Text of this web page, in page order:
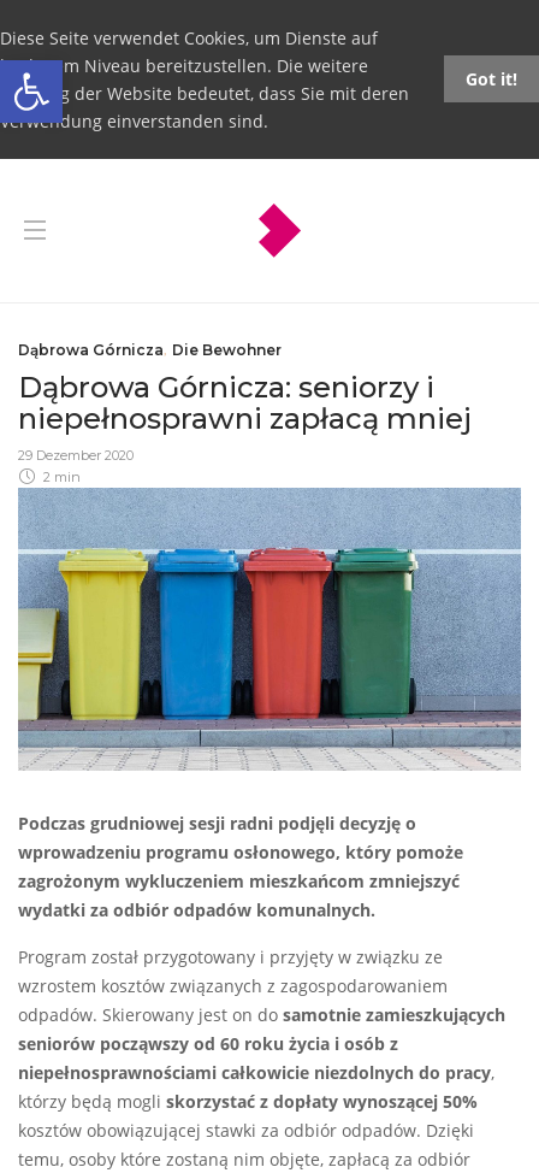
Open toolbar
Diese Seite verwendet Cookies, um Dienste auf
höchstem Niveau bereitzustellen. Die weitere
Nutzung der Website bedeutet, dass Sie mit deren
Verwendung einverstanden sind.
Got it!
Dąbrowa Górnicza, Die Bewohner
Dąbrowa Górnicza: seniorzy i
niepełnosprawni zapłacą mniej
29 Dezember 2020
2 min
Podczas grudniowej sesji radni podjęli decyzję o
wprowadzeniu programu osłonowego, który pomoże
zagrożonym wykluczeniem mieszkańcom zmniejszyć
wydatki za odbiór odpadów komunalnych.
Program został przygotowany i przyjęty w związku ze
wzrostem kosztów związanych z zagospodarowaniem
odpadów. Skierowany jest on do samotnie zamieszkujących
seniorów począwszy od 60 roku życia i osób z
niepełnosprawnościami całkowicie niezdolnych do pracy,
którzy będą mogli skorzystać z dopłaty wynoszącej 50%
kosztów obowiązującej stawki za odbiór odpadów. Dzięki
temu, osoby które zostaną nim objęte, zapłacą za odbiór